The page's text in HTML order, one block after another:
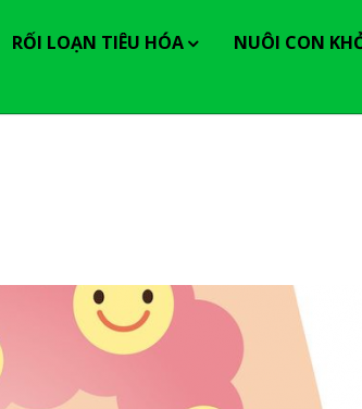
RỐI LOẠN TIÊU HÓA NUÔI CON